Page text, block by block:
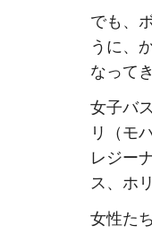
でも、
うに、
なって
女子バ
リ（モ
レジー
ス、ホ
女性た